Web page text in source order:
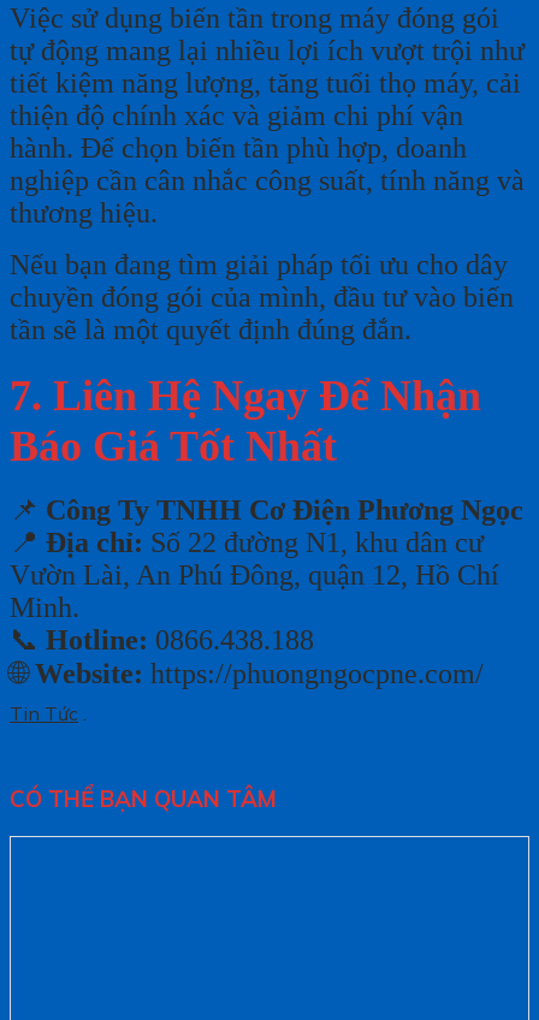
Việc sử dụng biến tần trong máy đóng gói
tự động mang lại nhiều lợi ích vượt trội như
tiết kiệm năng lượng, tăng tuổi thọ máy, cải
thiện độ chính xác và giảm chi phí vận
hành. Để chọn biến tần phù hợp, doanh
nghiệp cần cân nhắc công suất, tính năng và
thương hiệu.
Nếu bạn đang tìm giải pháp tối ưu cho dây
chuyền đóng gói của mình, đầu tư vào biến
tần sẽ là một quyết định đúng đắn.
7. Liên Hệ Ngay Để Nhận
Báo Giá Tốt Nhất
📌 Công Ty TNHH Cơ Điện Phương Ngọc
📍 Địa chỉ: Số 22 đường N1, khu dân cư
Vườn Lài, An Phú Đông, quận 12, Hồ Chí
Minh.
📞 Hotline: 0866.438.188
🌐Website: https://phuongngocpne.com/
Tin Tức .
CÓ THỂ BẠN QUAN TÂM